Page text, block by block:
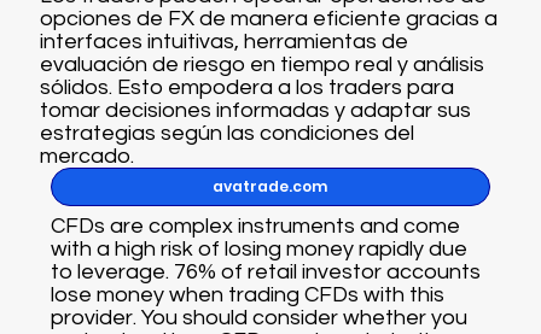
opciones de FX de manera eficiente gracias a
interfaces intuitivas, herramientas de
evaluación de riesgo en tiempo real y análisis
sólidos. Esto empodera a los traders para
tomar decisiones informadas y adaptar sus
estrategias según las condiciones del
mercado.
avatrade.com
CFDs are complex instruments and come
with a high risk of losing money rapidly due
to leverage. 76% of retail investor accounts
lose money when trading CFDs with this
provider. You should consider whether you